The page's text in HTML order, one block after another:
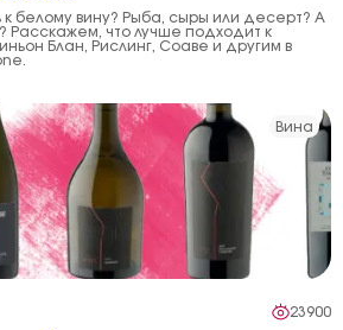
к белому вину? Рыба, сыры или десерт? А
Расскажем, что лучше подходит к
Блан, Рислинг, Соаве и другим в
Вина
23900